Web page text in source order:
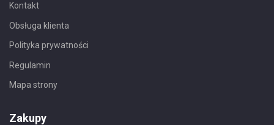
Kontakt
Obsługa klienta
Polityka prywatności
Regulamin
Mapa strony
Zakupy